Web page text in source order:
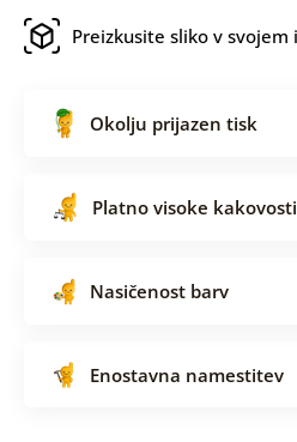
Preizkusite sliko v
Okolju prijazen tisk
Platno visoke
Nasičenost barv
Enostavna namestitev